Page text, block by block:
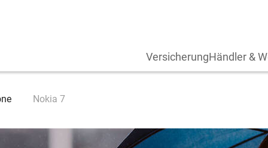
VersicherungHändler &
Nokia 7